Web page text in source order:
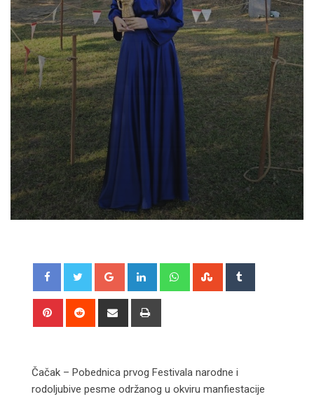
Google+ LinkedIn WhatsappStumbleUpon
Pinterest Reddit
Share
Čačak – Pobednica prvog Festivala narodne i
rodoljubive pesme održanog u okviru manfiestacije